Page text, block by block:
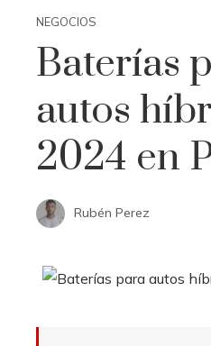
NEGOCIOS
Baterías
autos
2024 en
Rubén Perez